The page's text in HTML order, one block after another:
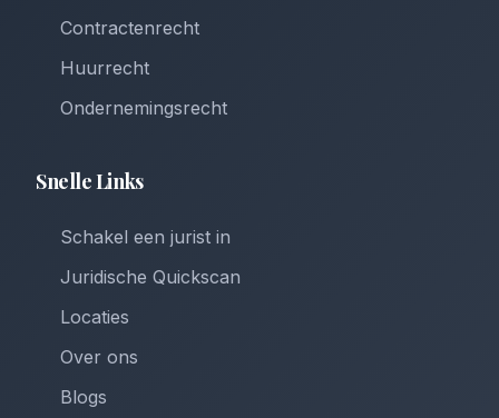
Contractenrecht
Huurrecht
Ondernemingsrecht
Snelle Links
Schakel een jurist in
Juridische Quickscan
Locaties
Over ons
Blogs